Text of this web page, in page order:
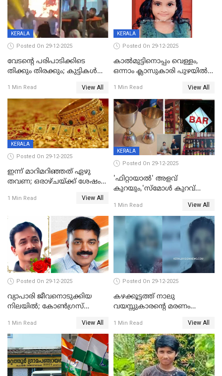
KERALA
Posted On 29-12-2025
വേടന്റെ പരിപാടിക്കിടെ
തിക്കും തിരക്കും; കുട്ടികള്‍
പരിക്ക്; പാളം മറികടന്ന
യുവാവ് ട്രെയിന്‍ തട്ടി മരിച്ചു
1 Min Read View All
KERALA
Posted On 29-12-2025
കാൽമുട്ടിനൊപ്പം വെള്ളം,
ഒന്നാം ക്ലാസുകാരി പുഴയിൽ
കുട്ടികൾക്കൊപ്പം
കളിക്കുന്നതിനിടെ
1 Min Read View All
KERALA
Posted On 29-12-2025
ഇന്ന് മാറിമറിഞ്ഞത് ഏഴു
തവണ; ഒരാഴ്ചയ്ക്ക് ശേഷം
1 Min Read View All
KERALA
Posted On 29-12-2025
'ഫിറ്റായാൽ' അളവ്
കുറയും,'സ്‌മോൾ കുറവ്
പിഴ
1 Min Read View All
Posted On 29-12-2025
വ്യാപാരി ജീവനൊടുക്കിയ
നിലയില്‍; കോണ്‍ഗ്രസ്
മാനസികപീഡനമെന്ന് കുറിപ്പ്
1 Min Read View All
Posted On 29-12-2025
കഴക്കൂട്ടത്ത് നാലു
വയസ്സുകാരന്റെ മരണം
സുഹൃത്തും പൊലീസ്
കസ്റ്റഡിയിൽ
1 Min Read View All